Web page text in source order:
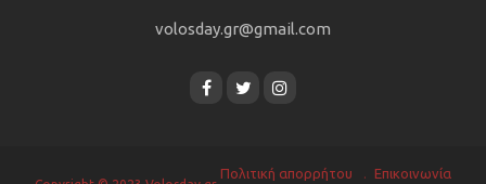
volosday.gr@gmail.com
Πολιτική απορρήτου Επικοινωνία